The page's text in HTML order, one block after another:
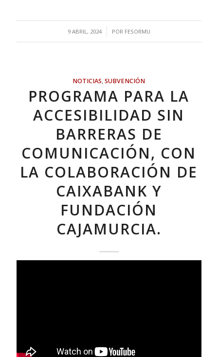
9 ABRIL, 2024
/ POR FESORMU
NOTICIAS,SUBVENCIÓN
PROGRAMA PARA LA
ACCESIBILIDAD SIN
BARRERAS DE
COMUNICACIÓN, CON
LA COLABORACIÓN DE
CAIXABANK Y
FUNDACIÓN
CAJAMURCIA.